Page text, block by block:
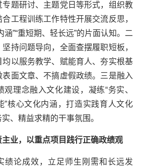
专题研讨、主题党日等形式，组织教
工程训练工作特性开展交流反思，
涵”“重短期、轻长远”的片面认知。二
持问题导向，全面查摆履职短板，
均以服务教学、赋能育人、夯实根基
面文章、不搞虚假政绩。三是融入
理念融入文化建设，凝练“务实、
”核心文化内涵，打造实践育人文化
、精益求精的干事氛围。
业，以重点项目践行正确政绩观
绩论成效，立足师生刚需和长远发